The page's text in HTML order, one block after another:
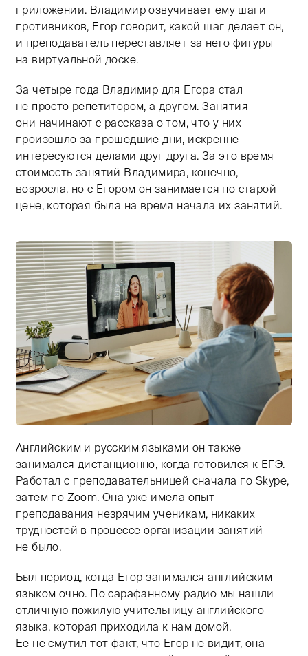
приложении. Владимир озвучивает ему шаги
противников, Егор говорит, какой шаг делает он,
и преподаватель переставляет за него фигуры
на виртуальной доске.
За четыре года Владимир для Егора стал
не просто репетитором, а другом. Занятия
они начинают с рассказа о том, что у них
произошло за прошедшие дни, искренне
интересуются делами друг друга. За это время
стоимость занятий Владимира, конечно,
возросла, но с Егором он занимается по старой
цене, которая была на время начала их занятий.
Тифлокомментарий: цветная фотография. Светлая
Английским и русским языками он также
занимался дистанционно, когда готовился к ЕГЭ.
Работал с преподавательницей сначала по Skype,
затем по Zoom. Она уже имела опыт
преподавания незрячим ученикам, никаких
трудностей в процессе организации занятий
не было.
Был период, когда Егор занимался английским
языком очно. По сарафанному радио мы нашли
отличную пожилую учительницу английского
языка, которая приходила к нам домой.
Ее не смутил тот факт, что Егор не видит, она